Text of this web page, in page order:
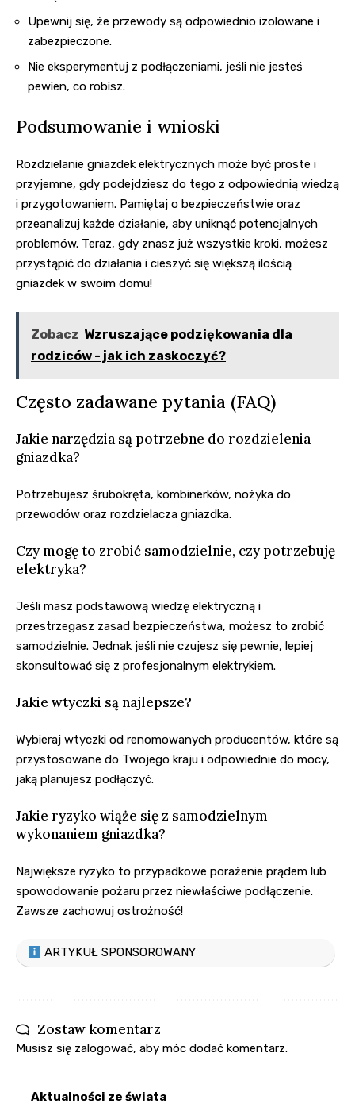
Upewnij się, że przewody są odpowiednio izolowane i
zabezpieczone.
Nie eksperymentuj z podłączeniami, jeśli nie jesteś
pewien, co robisz.
Podsumowanie i wnioski
Rozdzielanie gniazdek elektrycznych może być proste i
przyjemne, gdy podejdziesz do tego z odpowiednią wiedzą
i przygotowaniem. Pamiętaj o bezpieczeństwie oraz
przeanalizuj każde działanie, aby uniknąć potencjalnych
problemów. Teraz, gdy znasz już wszystkie kroki, możesz
przystąpić do działania i cieszyć się większą ilością
gniazdek w swoim domu!
Zobacz Wzruszające podziękowania dla
rodziców - jak ich zaskoczyć?
Często zadawane pytania (FAQ)
Jakie narzędzia są potrzebne do rozdzielenia
gniazdka?
Potrzebujesz śrubokręta, kombinerków, nożyka do
przewodów oraz rozdzielacza gniazdka.
Czy mogę to zrobić samodzielnie, czy potrzebuję
elektryka?
Jeśli masz podstawową wiedzę elektryczną i
przestrzegasz zasad bezpieczeństwa, możesz to zrobić
samodzielnie. Jednak jeśli nie czujesz się pewnie, lepiej
skonsultować się z profesjonalnym elektrykiem.
Jakie wtyczki są najlepsze?
Wybieraj wtyczki od renomowanych producentów, które są
przystosowane do Twojego kraju i odpowiednie do mocy,
jaką planujesz podłączyć.
Jakie ryzyko wiąże się z samodzielnym
wykonaniem gniazdka?
Największe ryzyko to przypadkowe porażenie prądem lub
spowodowanie pożaru przez niewłaściwe podłączenie.
Zawsze zachowuj ostrożność!
ARTYKUŁ SPONSOROWANY
Zostaw komentarz
Musisz się zalogować, aby móc dodać komentarz.
Aktualności ze świata